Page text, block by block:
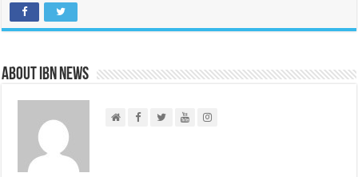
About IBN NEWS